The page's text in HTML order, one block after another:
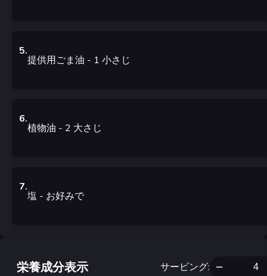
5.
提供用ごま油 - 1 小さじ
6.
植物油 - 2 大さじ
7.
塩 - お好みで
栄養成分表示 サービング: